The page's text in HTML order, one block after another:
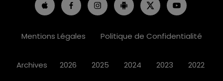
Mentions Légales Politique de Confidentialité
Archives 2026 2025 2024 2023 2022